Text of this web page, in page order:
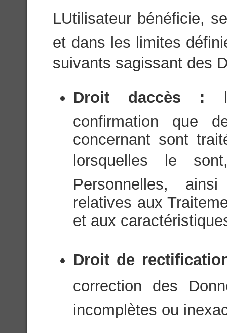
LUtilisateur bénéficie,
et dans les limites
suivants sagissant des
Droit daccès :
confirmation que
concernant sont
lorsquelles le
Personnelles,
relatives aux
et aux
Droit de
correction des
incomplètes ou